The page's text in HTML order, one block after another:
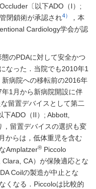
〔以下ADO（I）;
閉鎖術が承認され4）
，本
Cardiology学会が認
のPDAに対して安全かつ
なった．当院でも2010年1
病院への移転前の2016年
1月から新病院開設に伴
留置デバイスとして第二
下ADO（II）; Abbott,
留置デバイスの選択も変
からは，低体重児を含む
Amplatzer® Piccolo
CA）が保険適応とな
Coilの製造が中止とな
くなる．Piccoloは比較的